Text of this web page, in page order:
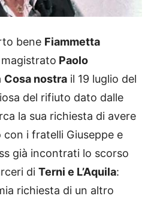
bene Fiammetta
Paolo
Cosa nostra il 19 luglio del
del rifiuto dato dalle
la sua richiesta di avere
i fratelli Giuseppe e
già incontrati lo scorso
di Terni e L’Aquila:
richiesta di un altro